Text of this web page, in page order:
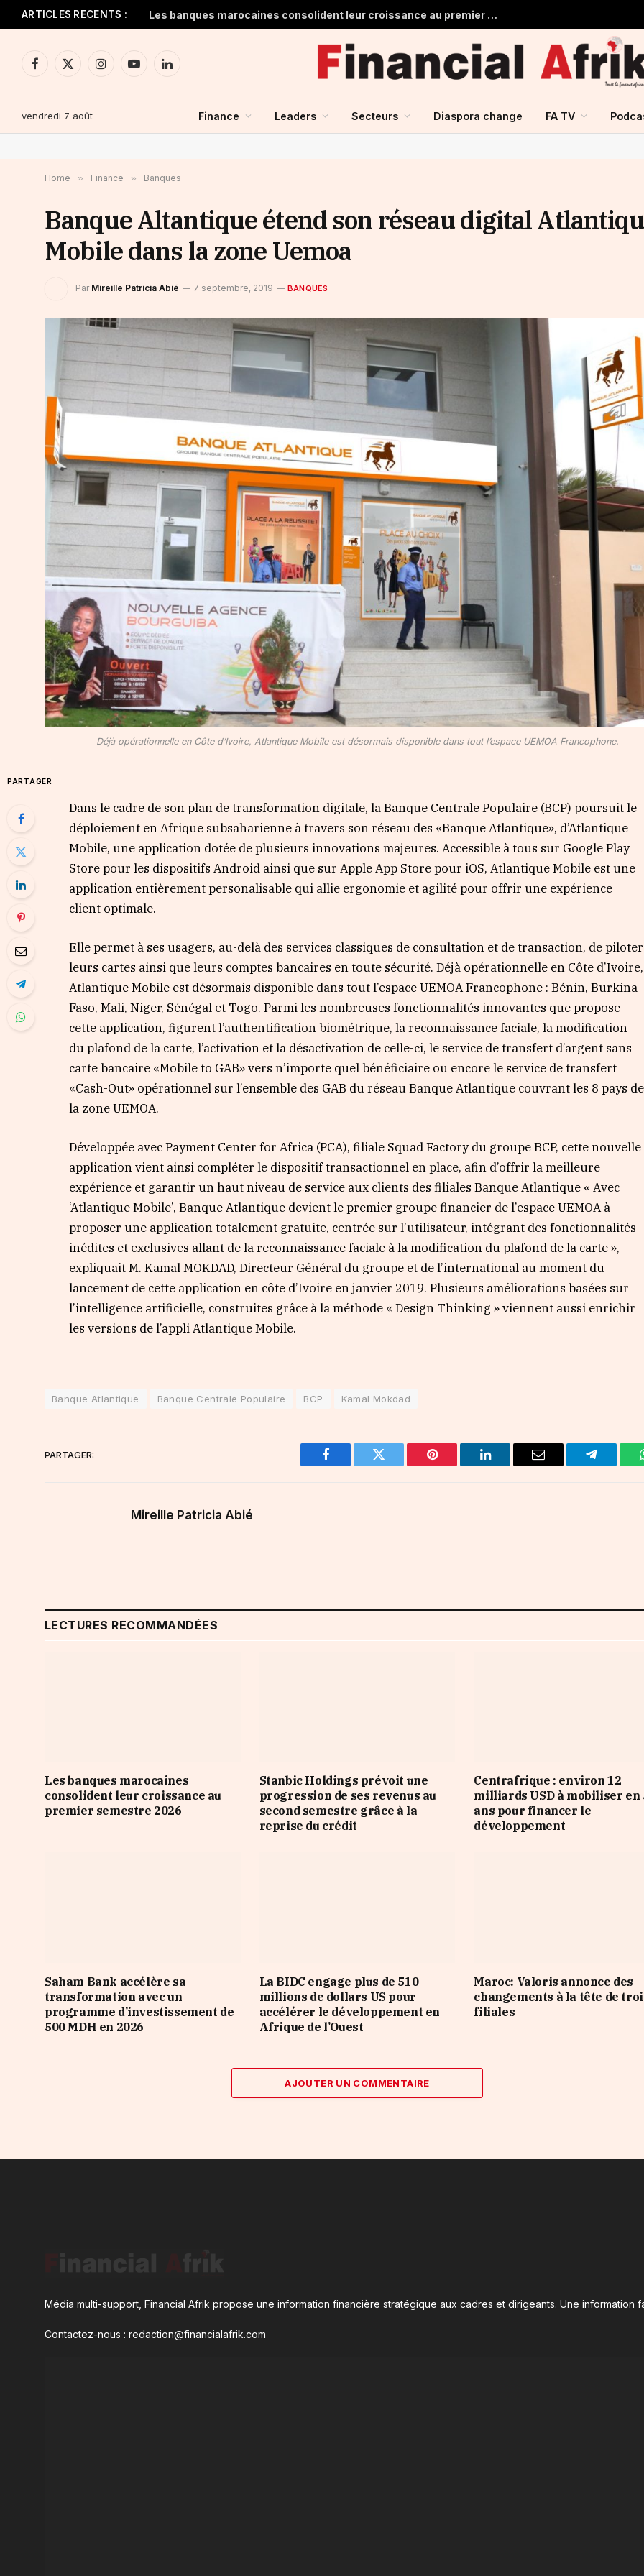
ARTICLES RECENTS : Les banques marocaines consolident leur croissance au premier semestre 2026
Facebook
X
InstagramYouTubeLinkedIn
vendredi 7 août Finance Leaders Secteurs Diaspora change FA TV
Home » Finance » Banques
Banque Altantique étend son réseau digital
Mobile dans la zone Uemoa
Par Mireille Patricia Abié 7 septembre, 2019 BANQUES
Déjà opérationnelle en Côte d’Ivoire, Atlantique Mobile est désormais disponible dans tout l’espace UEMOA Francophone.
PARTAGER
Dans le cadre de son plan de transformation digitale, la Banque Centrale Populaire (BCP) poursuit le
déploiement en Afrique subsaharienne à travers son réseau des «Banque Atlantique», d’Atlantique
Mobile, une application dotée de plusieurs innovations majeures. Accessible à tous sur Google Play
Store pour les dispositifs Android ainsi que sur Apple App Store pour iOS, Atlantique Mobile est une
application entièrement personalisable qui allie ergonomie et agilité pour offrir une expérience
client optimale.
Elle permet à ses usagers, au-delà des services classiques de consultation et de transaction, de piloter
leurs cartes ainsi que leurs comptes bancaires en toute sécurité. Déjà opérationnelle en Côte d’Ivoire,
Atlantique Mobile est désormais disponible dans tout l’espace UEMOA Francophone : Bénin, Burkina
Faso, Mali, Niger, Sénégal et Togo. Parmi les nombreuses fonctionnalités innovantes que propose
cette application, figurent l’authentification biométrique, la reconnaissance faciale, la modification
du plafond de la carte, l’activation et la désactivation de celle-ci, le service de transfert d’argent sans
carte bancaire «Mobile to GAB» vers n’importe quel bénéficiaire ou encore le service de transfert
«Cash-Out» opérationnel sur l’ensemble des GAB du réseau Banque Atlantique couvrant les 8 pays de
la zone UEMOA.
Développée avec Payment Center for Africa (PCA), filiale Squad Factory du groupe BCP, cette nouvelle
application vient ainsi compléter le dispositif transactionnel en place, afin d’offrir la meilleure
expérience et garantir un haut niveau de service aux clients des filiales Banque Atlantique « Avec
‘Atlantique Mobile’, Banque Atlantique devient le premier groupe financier de l’espace UEMOA à
proposer une application totalement gratuite, centrée sur l’utilisateur, intégrant des fonctionnalités
inédites et exclusives allant de la reconnaissance faciale à la modification du plafond de la carte »,
expliquait M. Kamal MOKDAD, Directeur Général du groupe et de l’international au moment du
lancement de cette application en côte d’Ivoire en janvier 2019. Plusieurs améliorations basées sur
l’intelligence artificielle, construites grâce à la méthode « Design Thinking » viennent aussi enrichir
les versions de l’appli Atlantique Mobile.
Banque Atlantique Banque Centrale Populaire BCP Kamal Mokdad
PARTAGER:
Facebook Twitter Pinterest LinkedIn Email Telegram
Mireille Patricia Abié
LECTURES RECOMMANDÉES
Les banques marocaines
consolident leur croissance au
premier semestre 2026
Stanbic Holdings prévoit une
progression de ses revenus au
second semestre grâce à la
reprise du crédit
Centrafrique : environ 12
milliards USD à mobiliser en
ans pour financer le
développement
Saham Bank accélère sa
transformation avec un
programme d’investissement de
500 MDH en 2026
La BIDC engage plus de 510
millions de dollars US pour
accélérer le développement en
Afrique de l’Ouest
Maroc: Valoris annonce des
changements à la tête de
filiales
AJOUTER UN COMMENTAIRE
Média multi-support, Financial Afrik propose une information financière stratégique aux cadres et dirigeants. Une information
Contactez-nous : redaction@financialafrik.com